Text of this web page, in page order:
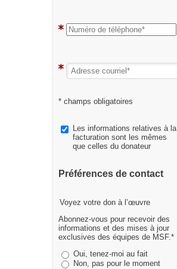
* champs obligatoires
Les informations relatives à la
facturation sont les mêmes
que celles du donateur
Préférences de contact
Voyez votre don à l’œuvre
Abonnez-vous pour recevoir des
informations et des mises à jour
exclusives des équipes de MSF.*
Oui, tenez-moi au fait
Non, pas pour le moment